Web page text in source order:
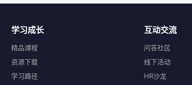
学习成长
精品课程
资源下载
学习路径
互动交流
问答社区
线下活动
HR沙龙